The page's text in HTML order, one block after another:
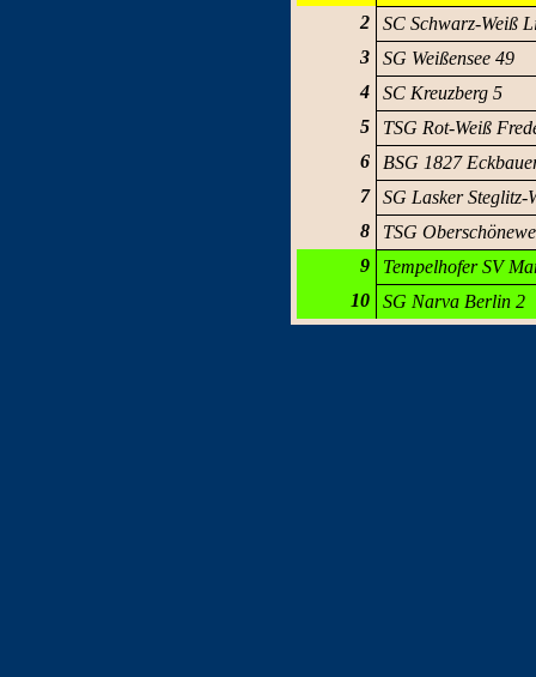
2
SC Schwarz-Weiß
3
SG Weißensee 49
4
SC Kreuzberg 5
5
TSG Rot-Weiß
6
BSG 1827
7
SG Lasker Steglitz-
8
TSG
9
Tempelhofer SV
10
SG Narva Berlin 2